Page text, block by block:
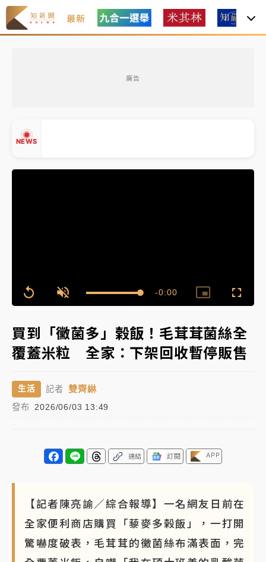
最新
廣告
NEWS
中信慈善基金會想增加董事人數！辜仲諒向法院聲請遭
駁 理由曝光
故宮《龍藏經》特展第2檔！今線上預約開賣一度塞車
女律師陳昱瑄詐慈濟10億！黃金158kg遭查扣畫面曝光
旅局回應了
中信慈善基金會想增加董事人數！辜仲諒向法院聲請遭
故宮《龍藏經》特展第2檔！今線上預約開賣一度塞車
周六起展出延長至晚上7時
Replay Unmute Loaded
100.00%
Remaining
-0:00
Picture-
in-
買到「黴菌多」榖飯！毛茸茸菌絲全
覆蓋米粒 全家：下架回收暫停販售
生活 記者 雙齊綝
發布 2026/06/03 13:49
連結 訂閱 APP
【記者陳亮諭／綜合報導】一名網友日前在
全家便利商店購買「藜麥多榖飯」，一打開
驚嚇度破表，毛茸茸的黴菌絲布滿表面，完